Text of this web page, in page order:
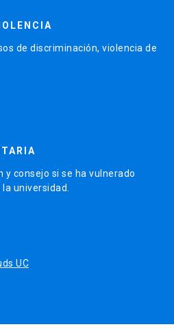
de discriminación, violencia de
consejo si se ha vulnerado
universidad.
UC